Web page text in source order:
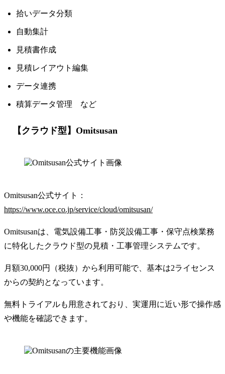
拾いデータ分類
自動集計
見積書作成
見積レイアウト編集
データ連携
積算データ管理 など
【クラウド型】Omitsusan
Omitsusan公式サイト：
https://www.oce.co.jp/service/cloud/omitsusan/
Omitsusanは、電気設備工事・防災設備工事・保守点検業務
に特化したクラウド型の見積・工事管理システムです。
月額30,000円（税抜）から利用可能で、基本は2ライセンス
からの契約となっています。
無料トライアルも用意されており、実運用に近い形で操作感
や機能を確認できます。